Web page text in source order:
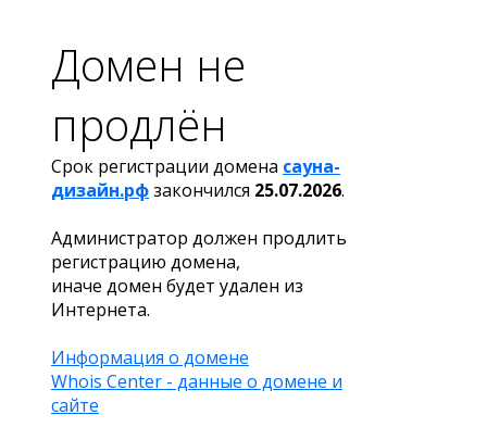
Домен не
продлён
Срок регистрации домена сауна-
дизайн.рфзакончился 25.07.2026.
Администратор должен продлить
регистрацию домена,
иначе домен будет удален из
Интернета.
Информация о домене
Whois Center - данные о домене и
сайте